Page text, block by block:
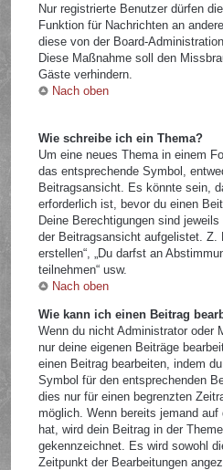
Nur registrierte Benutzer dürfen
Funktion für Nachrichten an
diese von der Board-
Diese Maßnahme soll den
Gäste verhindern.
Nach oben
Wie schreibe ich ein Thema?
Um eine neues Thema in einem
das entsprechende Symbol,
Beitragsansicht. Es könnte sein,
erforderlich ist, bevor du einen
Deine Berechtigungen sind
der Beitragsansicht aufgelistet. Z.
erstellen“, „Du darfst an
teilnehmen“ usw.
Nach oben
Wie kann ich einen Beitrag
Wenn du nicht Administrator oder
nur deine eigenen Beiträge
einen Beitrag bearbeiten, indem
Symbol für den entsprechenden
dies nur für einen begrenzten
möglich. Wenn bereits jemand
hat, wird dein Beitrag in der
gekennzeichnet. Es wird sowohl
Zeitpunkt der Bearbeitungen